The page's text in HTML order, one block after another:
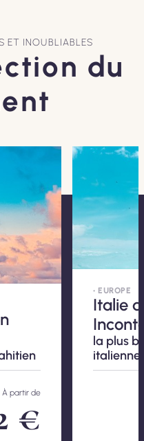
ET INOUBLIABLES
du
À partir de
€
• EUROPE
Italie
la plus